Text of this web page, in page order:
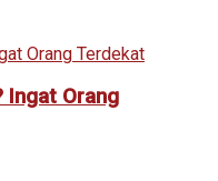
Ingat Orang